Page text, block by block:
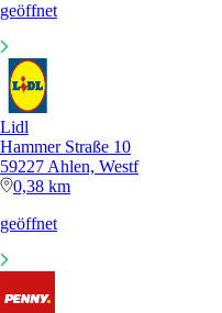
geöffnet
Lidl
Hammer Straße 10
59227 Ahlen, Westf
0,38 km
geöffnet